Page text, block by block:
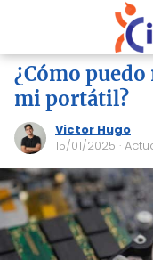
¿Cómo
mi portátil?
Victor Hugo
15/01/2025 ·